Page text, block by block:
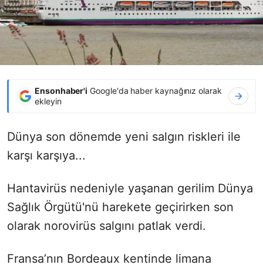
Ensonhaber'i Google'da haber kaynağınız olarak
ekleyin
Dünya son dönemde yeni salgın riskleri ile
karşı karşıya...
Hantavirüs nedeniyle yaşanan gerilim Dünya
Sağlık Örgütü'nü harekete geçirirken son
olarak norovirüs salgını patlak verdi.
Fransa’nın Bordeaux kentinde limana